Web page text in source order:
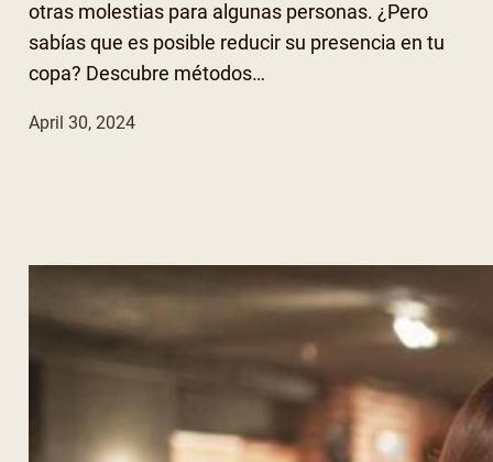
otras molestias para algunas personas. ¿Pero
sabías que es posible reducir su presencia en tu
copa? Descubre métodos…
April 30, 2024